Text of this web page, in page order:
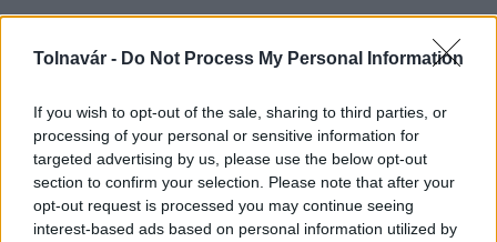
Tolnavár - Do Not Process My Personal Information
If you wish to opt-out of the sale, sharing to third parties, or
processing of your personal or sensitive information for
targeted advertising by us, please use the below opt-out
section to confirm your selection. Please note that after your
opt-out request is processed you may continue seeing
interest-based ads based on personal information utilized by
Aktuális